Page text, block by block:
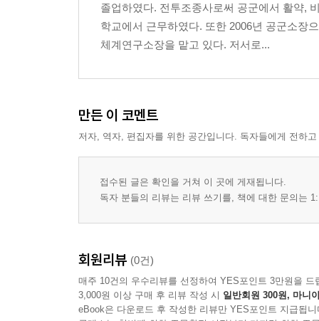
졸업하였다. 전투조종사로써 공군에서 활약,
학교에서 근무하였다. 또한 2006년 공군소장
체계연구소장을 맡고 있다. 저서로...
만든 이 코멘트
저자, 역자, 편집자를 위한 공간입니다. 독자들에게 전하
접수된 글은 확인을 거쳐 이 곳에 게재됩니다.
독자 분들의 리뷰는 리뷰 쓰기를, 책에 대한 문의는
회원리뷰 (0건)
매주 10건의 우수리뷰를 선정하여 YES포인트 3만원을 드
3,000원 이상 구매 후 리뷰 작성 시 일반회원 300원, 마니
eBook은 다운로드 후 작성한 리뷰만 YES포인트 지급됩니